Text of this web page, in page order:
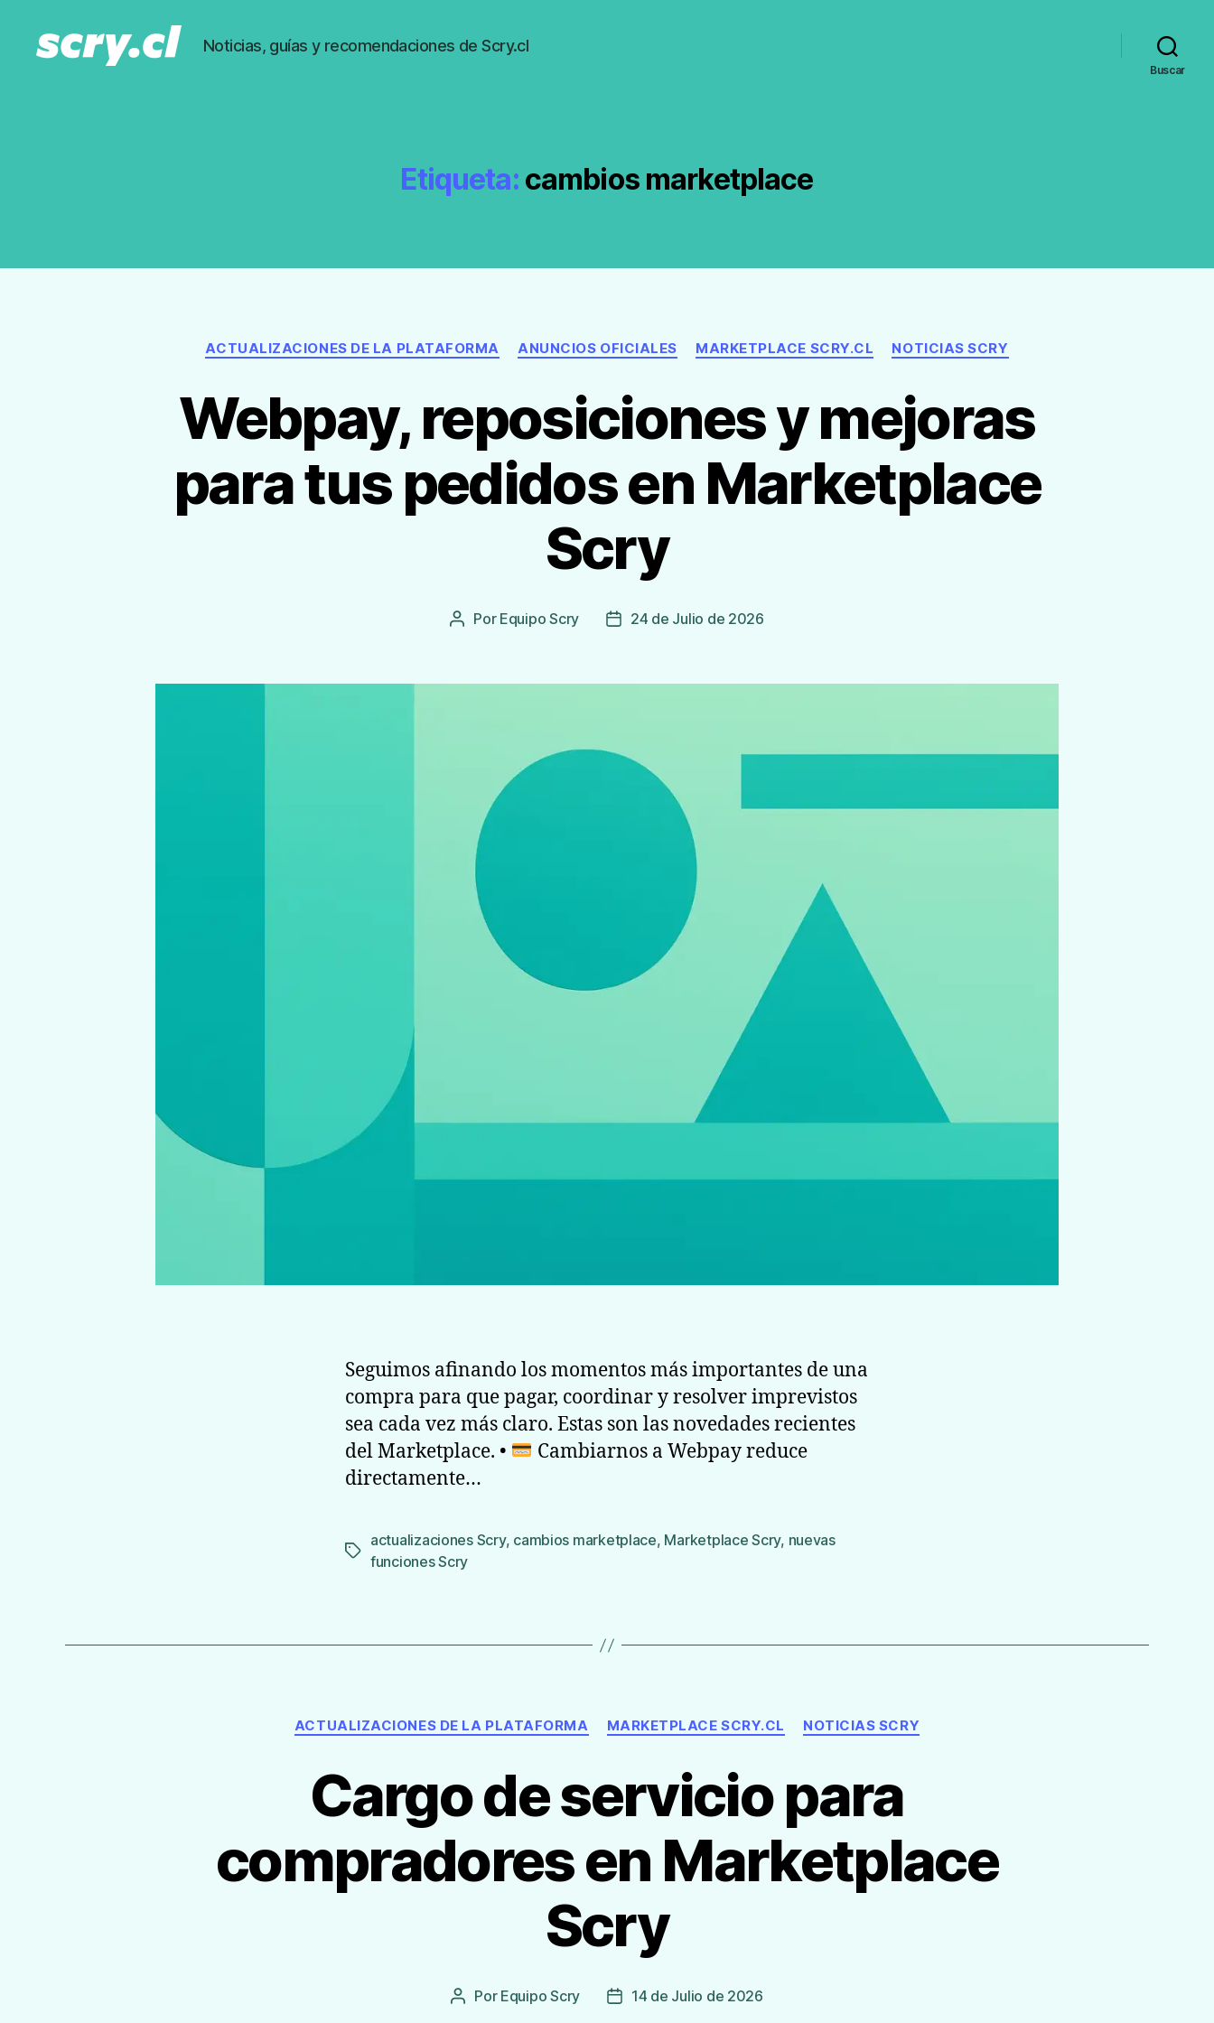
Noticias, guías y recomendaciones de Scry.cl
Buscar
Etiqueta: cambios marketplace
Categorías
ACTUALIZACIONES DE LA PLATAFORMA ANUNCIOS OFICIALES MARKETPLACE SCRY.CL NOTICIAS SCRY
Webpay, reposiciones y mejoras
para tus pedidos en Marketplace
Scry
Autor
Entrada
Por Equipo Scry
Fecha24 de Julio de 2026
Seguimos afinando los momentos más importantes de una
compra para que pagar, coordinar y resolver imprevistos
sea cada vez más claro. Estas son las novedades recientes
del Marketplace. •
Cambiarnos a Webpay reduce
directamente…
Etiquetas
actualizaciones Scry, cambios marketplace, Marketplace Scry, nuevas
funciones Scry
Categorías
ACTUALIZACIONES DE LA PLATAFORMA MARKETPLACE SCRY.CL NOTICIAS SCRY
Cargo de servicio para
compradores en Marketplace
Scry
Autor
Por Equipo Scry
Fecha14 de Julio de 2026